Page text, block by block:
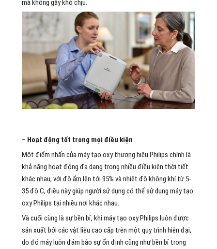
mà không gây khó chịu.
– Hoạt động tốt trong mọi điều kiện
Một điểm nhấn của máy tạo oxy thương hiệu Philips chính là
khả năng hoạt động đa dạng trong nhiều điều kiện thời tiết
khác nhau, với độ ẩm lên tới 95% và nhiệt độ không khí từ 5-
35 độ C, điều này giúp người sử dụng có thể sử dụng máy tạo
oxy Philips tại nhiều nơi khác nhau.
Và cuối cùng là sự bền bỉ, khi máy tạo oxy Philips luôn được
sản xuất bởi các vật liệu cao cấp trên một quy trình hiện đại,
do đó máy luôn đảm bảo sự ổn định cũng như bền bỉ trong